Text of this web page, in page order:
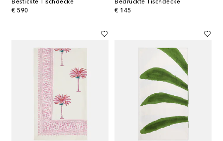
Bestickte Tischdecke
€ 590
original price
Bedruckte Tischdecke
€ 145
original price